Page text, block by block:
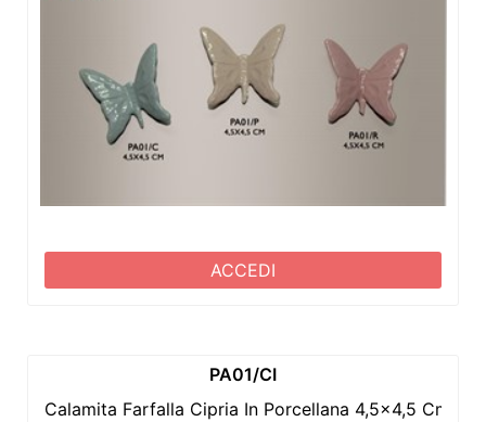
ACCEDI
PA01/CI
Calamita Farfalla Cipria In Porcellana 4,5x4,5 Cm